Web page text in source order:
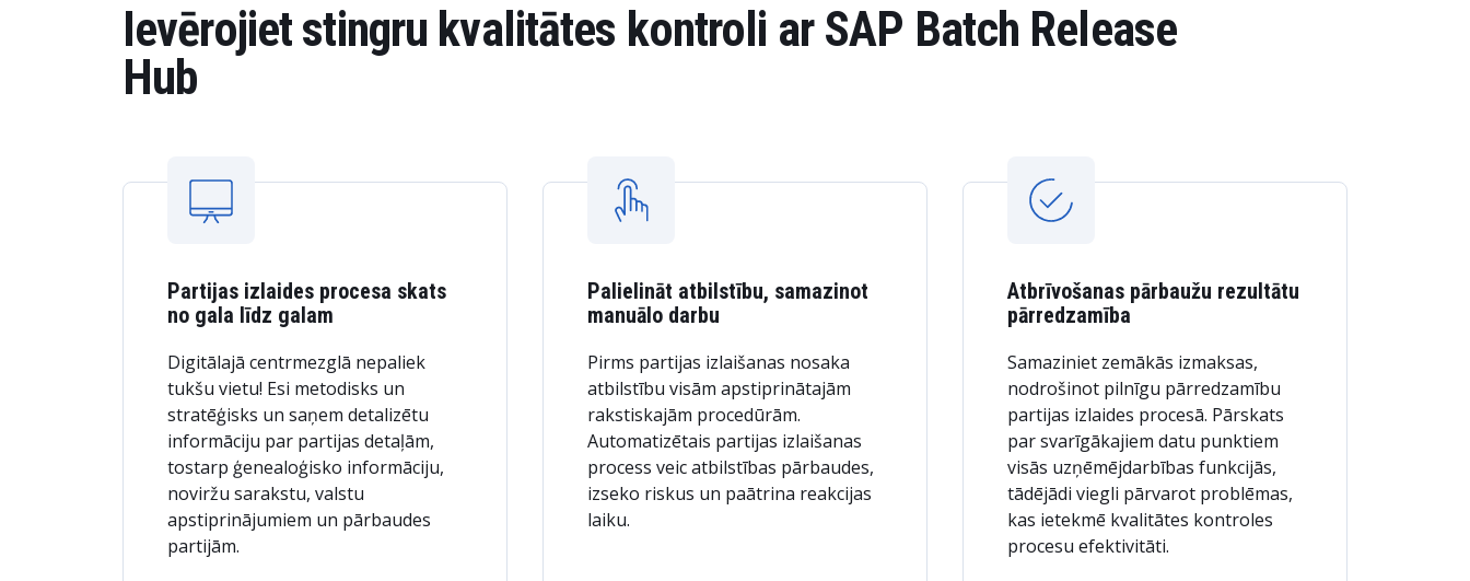
Ievērojiet stingru kvalitātes kontroli ar SAP Batch Release
Hub
Partijas izlaides procesa skats
no gala līdz galam
Digitālajā centrmezglā nepaliek
tukšu vietu! Esi metodisks un
stratēģisks un saņem detalizētu
informāciju par partijas detaļām,
tostarp ģenealoģisko informāciju,
noviržu sarakstu, valstu
apstiprinājumiem un pārbaudes
partijām.
Palielināt atbilstību, samazinot
manuālo darbu
Pirms partijas izlaišanas nosaka
atbilstību visām apstiprinātajām
rakstiskajām procedūrām.
Automatizētais partijas izlaišanas
process veic atbilstības pārbaudes,
izseko riskus un paātrina reakcijas
laiku.
Atbrīvošanas pārbaužu rezultātu
pārredzamība
Samaziniet zemākās izmaksas,
nodrošinot pilnīgu pārredzamību
partijas izlaides procesā. Pārskats
par svarīgākajiem datu punktiem
visās uzņēmējdarbības funkcijās,
tādējādi viegli pārvarot problēmas,
kas ietekmē kvalitātes kontroles
procesu efektivitāti.